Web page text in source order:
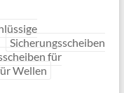
Sicherungsscheiben
für
Wellen